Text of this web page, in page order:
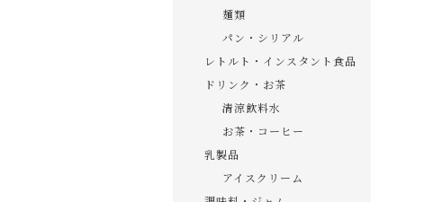
麺類
パン・シリアル
レトルト・インスタント食品
ドリンク・お茶
清涼飲料水
お茶・コーヒー
乳製品
アイスクリーム